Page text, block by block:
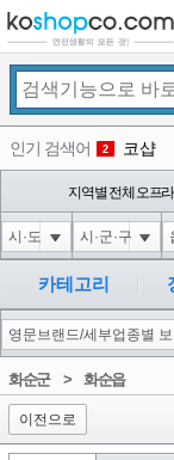
인기 검색어 2 코샵
3 익스
4 미끄
5 대성
6 1-1
1
지역별 전체 오프
카테고리
화순군> 화순읍
이전으로